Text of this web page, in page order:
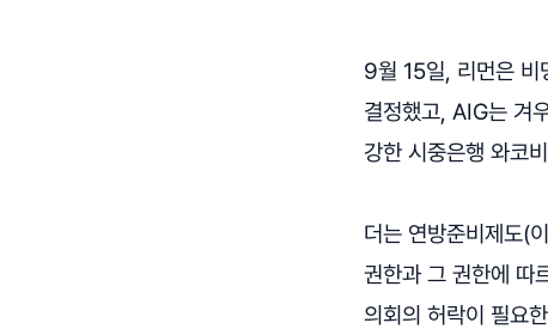
9월 15일, 리먼은 비
결정했고, AIG는 겨
강한 시중은행 와코
더는 연방준비제도(
권한과 그 권한에 따
의회의 허락이 필요